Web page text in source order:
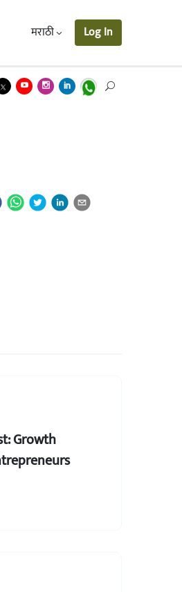
मराठी Log In
Growth